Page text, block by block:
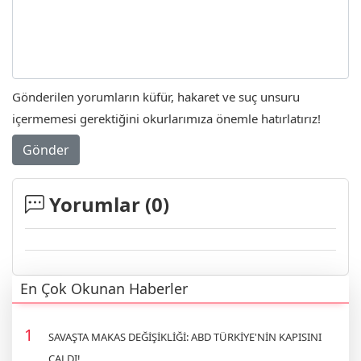
Gönderilen yorumların küfür, hakaret ve suç unsuru
içermemesi gerektiğini okurlarımıza önemle hatırlatırız!
Gönder
Yorumlar (0)
En Çok Okunan Haberler
SAVAŞTA MAKAS DEĞİŞİKLİĞİ: ABD TÜRKİYE'NİN KAPISINI